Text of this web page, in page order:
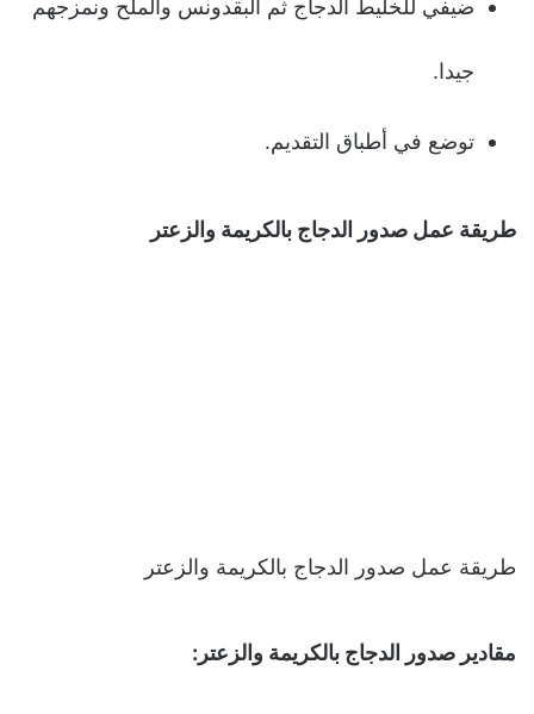
ضيفي للخليط الدجاج ثم البقدونس والملح ونمزجهم
جيدا.
توضع في أطباق التقديم.
طريقة عمل صدور الدجاج بالكريمة والزعتر
طريقة عمل صدور الدجاج بالكريمة والزعتر
مقادير صدور الدجاج بالكريمة والزعتر :